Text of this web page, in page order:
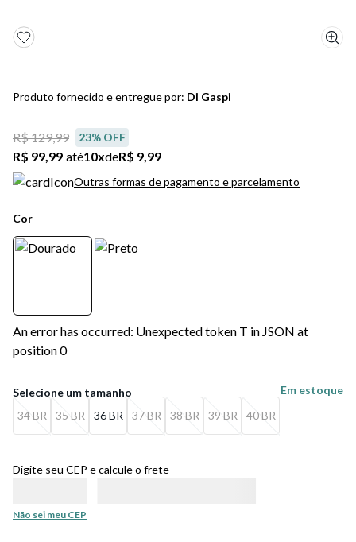
Produto fornecido e entregue por: Di Gaspi
R$ 129,99 23% OFF
R$ 99,99 até10xdeR$ 9,99
Outras formas de pagamento e parcelamento
Cor
An error has occurred: Unexpected token T in JSON at
position 0
34 BR 35 BR 36 BR 37 BR 38 BR 39 BR 40 BR
Em estoque
Digite seu CEP e calcule o frete
Não sei meu CEP